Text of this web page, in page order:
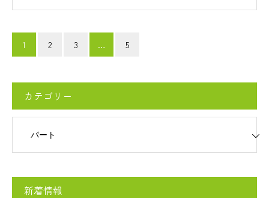
1 2 3 … 5
カテゴリー
新着情報